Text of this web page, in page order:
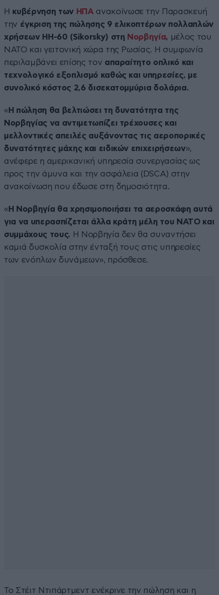
Η κυβέρνηση των ΗΠΑ ανακοίνωσε την Παρασκευή
την έγκριση της πώλησης 9 ελικοπτέρων πολλαπλών
χρήσεων HH-60 (Sikorsky) στη Νορβηγία, μέλος του
NATO και γειτονική χώρα της Ρωσίας. Η συμφωνία
περιλαμβάνει επίσης τον απαραίτητο οπλικό και
τεχνολογικό εξοπλισμό καθώς και υπηρεσίες, με
συνολικό κόστος 2,6 δισεκατομμύρια δολάρια.
« Η πώληση θα βελτιώσει τη δυνατότητα της
Νορβηγίας να αντιμετωπίζει τρέχουσες και
μελλοντικές απειλές αυξάνοντας τις αεροπορικές
δυνατότητες μάχης και ειδικών επιχειρήσεων»,
ανέφερε η αμερικανική υπηρεσία συνεργασίας ως
προς την άμυνα και την ασφάλεια (DSCA) στην
ανακοίνωση που έδωσε στη δημοσιότητα.
« Η Νορβηγία θα χρησιμοποιήσει τα αεροσκάφη αυτά
για να υπερασπίζεται άλλα κράτη μέλη του NATO και
συμμάχους τους. Η Νορβηγία δεν θα συναντήσει
καμιά δυσκολία στην ένταξή τους στις υπηρεσίες
των ενόπλων δυνάμεων», πρόσθεσε.
Το Στέιτ Ντιπάρτμεντ ενέκρινε την πώληση και η